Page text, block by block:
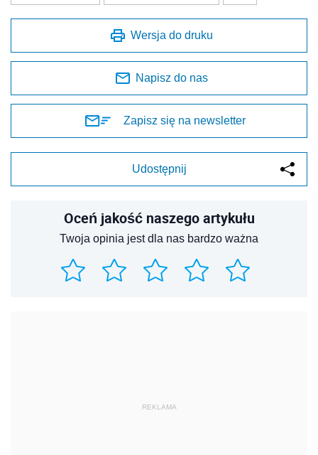
Wersja do druku
Napisz do nas
Zapisz się na newsletter
Udostępnij
Oceń jakość naszego artykułu
Twoja opinia jest dla nas bardzo ważna
REKLAMA